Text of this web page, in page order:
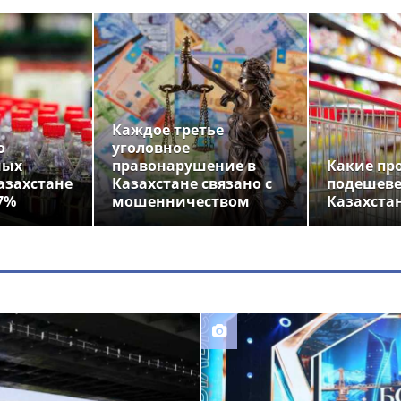
Каждое третье
уголовное
правонарушение в
Казахстане связано с
мошенничеством
Какие